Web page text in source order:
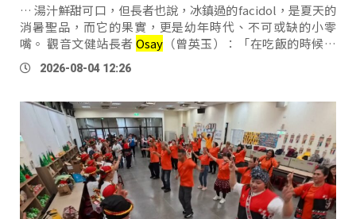
… 湯汁鮮甜可口，但長者也說，冰鎮過的facidol，是夏天的
消暑聖品，而它的果實，更是幼年時代、不可或缺的小零
嘴。 觀音文健站長者Osay （曾英玉）：「在吃飯的時候，
我們先吃它的菜，那個籽我們放在一個碗，等我們吃飽的時
2026-08-04 12:26